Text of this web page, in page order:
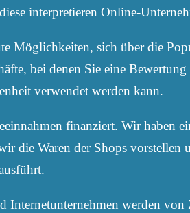
interpretieren Online-
Möglichkeiten, sich über die
bei denen Sie eine
verwendet werden kann.
finanziert. Wir haben
die Waren der Shops
Internetunternehmen werden